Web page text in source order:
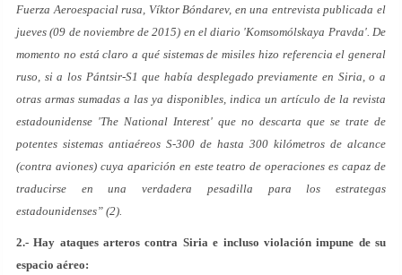
Fuerza Aeroespacial rusa, Víktor Bóndarev, en una entrevista publicada el
jueves (09 de noviembre de 2015) en el diario 'Komsomólskaya Pravda'. De
momento no está claro a qué sistemas de misiles hizo referencia el general
ruso, si a los Pántsir-S1 que había desplegado previamente en Siria, o a
otras armas sumadas a las ya disponibles, indica un artículo de la revista
estadounidense 'The National Interest' que no descarta que se trate de
potentes sistemas antiaéreos S-300 de hasta 300 kilómetros de alcance
(contra aviones) cuya aparición en este teatro de operaciones es capaz de
traducirse en una verdadera pesadilla para los estrategas
estadounidenses” (2).
2.- Hay ataques arteros contra Siria e incluso violación impune de su
espacio aéreo: